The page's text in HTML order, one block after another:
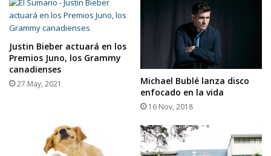
Justin Bieber actuará en los
Premios Juno, los Grammy
canadienses
27 May, 2021
Michael Bublé lanza disco
enfocado en la vida
16 Nov, 2018